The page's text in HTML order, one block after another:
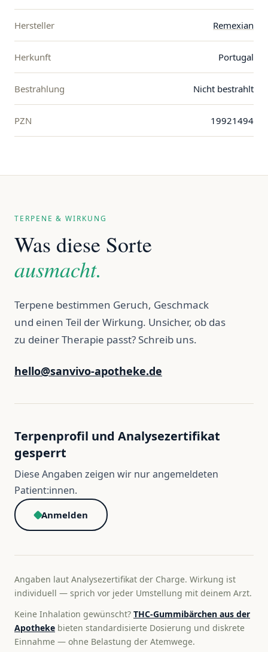
Hersteller Remexian
Herkunft Portugal
Bestrahlung Nicht bestrahlt
PZN 19921494
TERPENE & WIRKUNG
Was diese Sorte
ausmacht.
Terpene bestimmen Geruch, Geschmack
und einen Teil der Wirkung. Unsicher, ob das
zu deiner Therapie passt? Schreib uns.
hello@sanvivo-apotheke.de
Terpenprofil und Analysezertifikat
gesperrt
Diese Angaben zeigen wir nur angemeldeten
Patient:innen.
Anmelden
Angaben laut Analysezertifikat der Charge. Wirkung ist
individuell — sprich vor jeder Umstellung mit deinem Arzt.
Keine Inhalation gewünscht? THC-Gummibärchen aus der
Apotheke bieten standardisierte Dosierung und diskrete
Einnahme — ohne Belastung der Atemwege.